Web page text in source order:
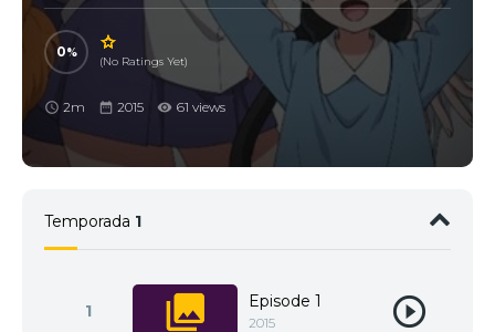
0
(No Ratings Yet)
2m 2015 61 views
Temporada 1
1 Episode 1
2015